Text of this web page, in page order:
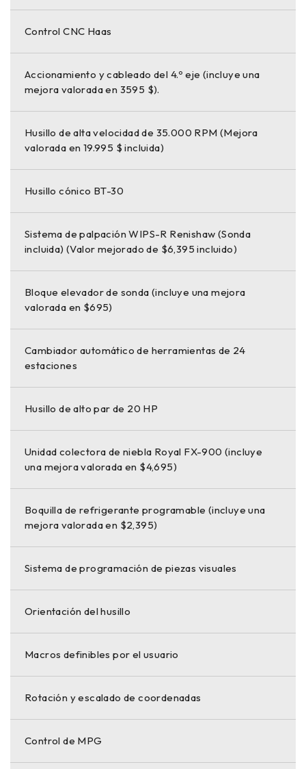
Control CNC Haas
Accionamiento y cableado del 4.º eje (incluye una
mejora valorada en 3595 $).
Husillo de alta velocidad de 35.000 RPM (Mejora
valorada en 19.995 $ incluida)
Husillo cónico BT-30
Sistema de palpación WIPS-R Renishaw (Sonda
incluida) (Valor mejorado de $6,395 incluido)
Bloque elevador de sonda (incluye una mejora
valorada en $695)
Cambiador automático de herramientas de 24
estaciones
Husillo de alto par de 20 HP
Unidad colectora de niebla Royal FX-900 (incluye
una mejora valorada en $4,695)
Boquilla de refrigerante programable (incluye una
mejora valorada en $2,395)
Sistema de programación de piezas visuales
Orientación del husillo
Macros definibles por el usuario
Rotación y escalado de coordenadas
Control de MPG